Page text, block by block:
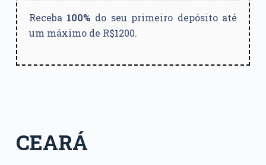
Receba 100% do seu primeiro depósito até
um máximo de R$1200.
CEARÁ